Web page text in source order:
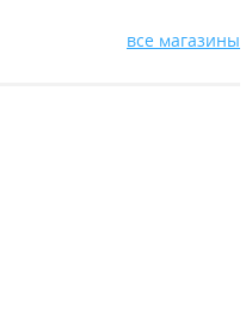
все магазины